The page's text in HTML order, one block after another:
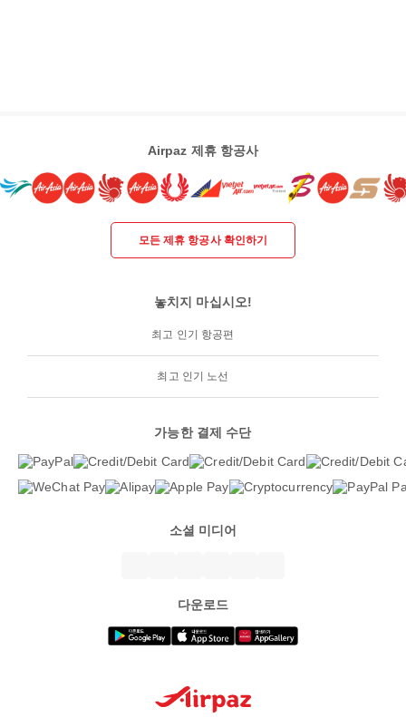
Airpaz 제휴 항공사
모든 제휴 항공사 확인하기
놓치지 마십시오!
최고 인기 항공편
최고 인기 노선
가능한 결제 수단
소셜 미디어
다운로드